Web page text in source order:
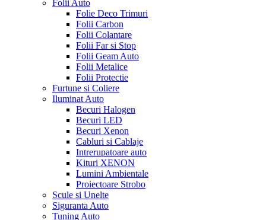
Folii Auto
Folie Deco Trimuri
Folii Carbon
Folii Colantare
Folii Far si Stop
Folii Geam Auto
Folii Metalice
Folii Protectie
Furtune si Coliere
Iluminat Auto
Becuri Halogen
Becuri LED
Becuri Xenon
Cabluri si Cablaje
Intrerupatoare auto
Kituri XENON
Lumini Ambientale
Proiectoare Strobo
Scule si Unelte
Siguranta Auto
Tuning Auto